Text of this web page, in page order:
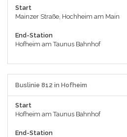
Start
Mainzer Straße, Hochheim am Main
End-Station
Hofheim am Taunus Bahnhof
Buslinie 812 in Hofheim
Start
Hofheim am Taunus Bahnhof
End-Station